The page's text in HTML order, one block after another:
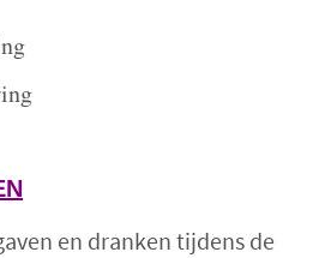
en dranken tijdens de